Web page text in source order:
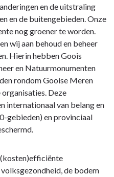
en de uitstraling
en de buitengebieden. Onze
nog groener te worden.
wij aan behoud en beheer
Hierin hebben Goois
en Natuurmonumenten
rondom Gooise Meren
organisaties. Deze
internationaal van belang en
gebieden) en provinciaal
de bodem